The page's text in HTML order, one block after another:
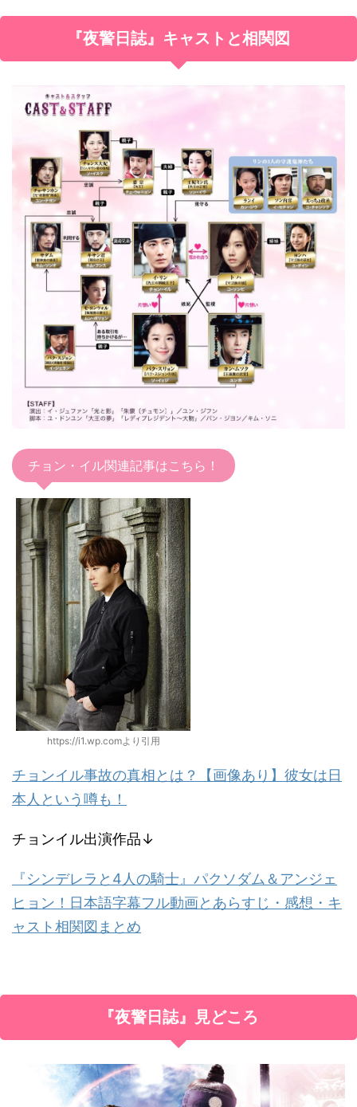
『夜警日誌』キャストと相関図
チョン・イル関連記事はこちら！
https://i1.wp.comより引用
チョンイル事故の真相とは？【画像あり】彼女は日
本人という噂も！
チョンイル出演作品↓
『シンデレラと4人の騎士』パクソダム＆アンジェ
ヒョン！日本語字幕フル動画とあらすじ・感想・キ
ャスト相関図まとめ
『夜警日誌』見どころ